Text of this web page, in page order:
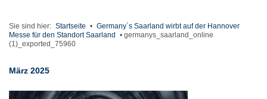
Sie sind hier: Startseite • Germany´s Saarland wirbt auf der Hannover
Messe für den Standort Saarland
• germanys_saarland_online
(1)_exported_75960
März 2025